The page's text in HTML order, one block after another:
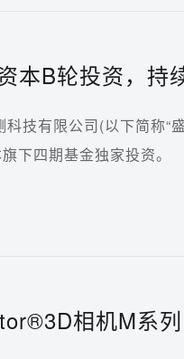
本B轮投资，持
技有限公司(以下简称“
下四期基金独家投资。
相机M系列